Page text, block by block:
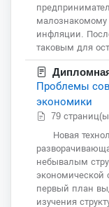
инфляции.
таковым для
Проблемы
экономики
79
Новая
небывалым
экономической
первый план
изучения